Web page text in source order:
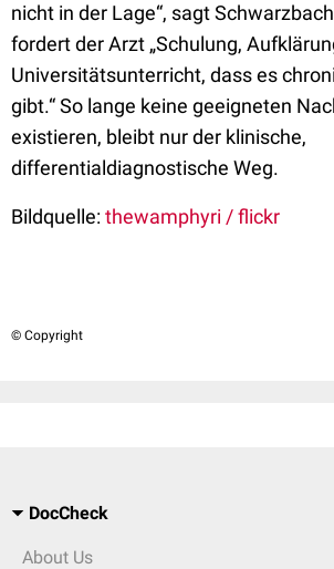
nicht in der Lage“, sagt
fordert der Arzt „Schulung,
Universitätsunterricht, dass es
gibt.“ So lange keine geeigneten
existieren, bleibt nur der klinische,
differentialdiagnostische Weg.
Bildquelle:thewamphyri / flickr
© Copyright
DocCheck
About Us